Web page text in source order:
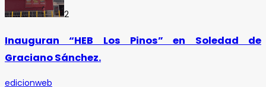
2
Inauguran “HEB Los Pinos” en Soledad de
Graciano Sánchez.
edicionweb